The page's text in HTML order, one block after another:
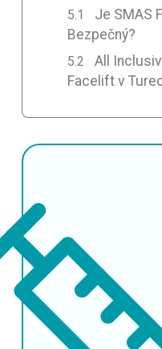
Je SMAS
Bezpečný?
All
Facelift v